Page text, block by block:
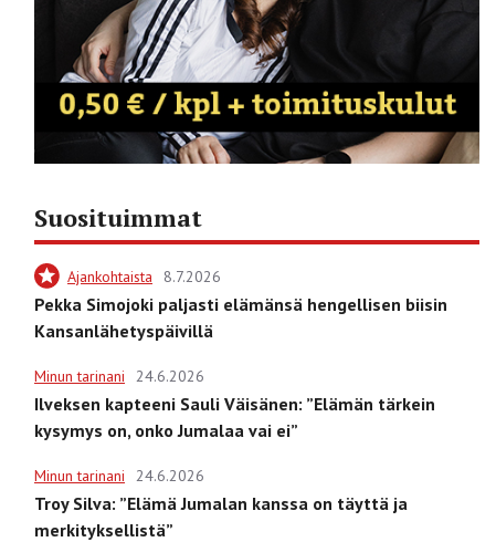
Suosituimmat
Ajankohtaista 8.7.2026
Pekka Simojoki paljasti elämänsä hengellisen biisin
Kansanlähetyspäivillä
Minun tarinani 24.6.2026
Ilveksen kapteeni Sauli Väisänen: ”Elämän tärkein
kysymys on, onko Jumalaa vai ei”
Minun tarinani 24.6.2026
Troy Silva: ”Elämä Jumalan kanssa on täyttä ja
merkityksellistä”